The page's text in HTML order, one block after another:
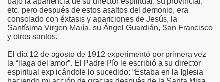
etc. pero después de estos asaltos del demonio, era
consolado con éxtasis y apariciones de Jesús, la
Santísima Virgen María, su Ángel Guardián, San Francisco
y otros santos.
El día 12 de agosto de 1912 experimentó por primera vez
la “llaga del amor”. El Padre Pío le escribió a su director
espiritual explicándole lo sucedido: “Estaba en la Iglesia
chino